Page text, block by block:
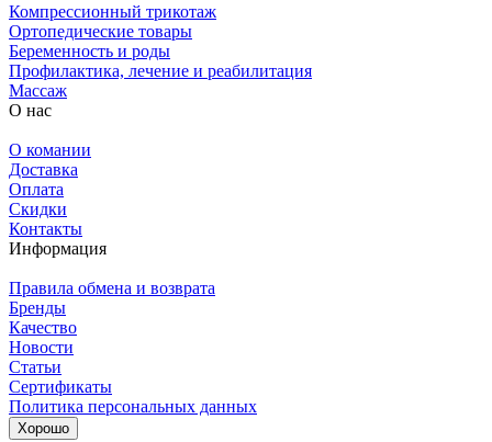
Компрессионный трикотаж
Ортопедические товары
Беременность и роды
Профилактика, лечение и реабилитация
Массаж
О нас
О комании
Доставка
Оплата
Скидки
Контакты
Информация
Правила обмена и возврата
Бренды
Качество
Новости
Статьи
Сертификаты
Политика персональных данных
Хорошо